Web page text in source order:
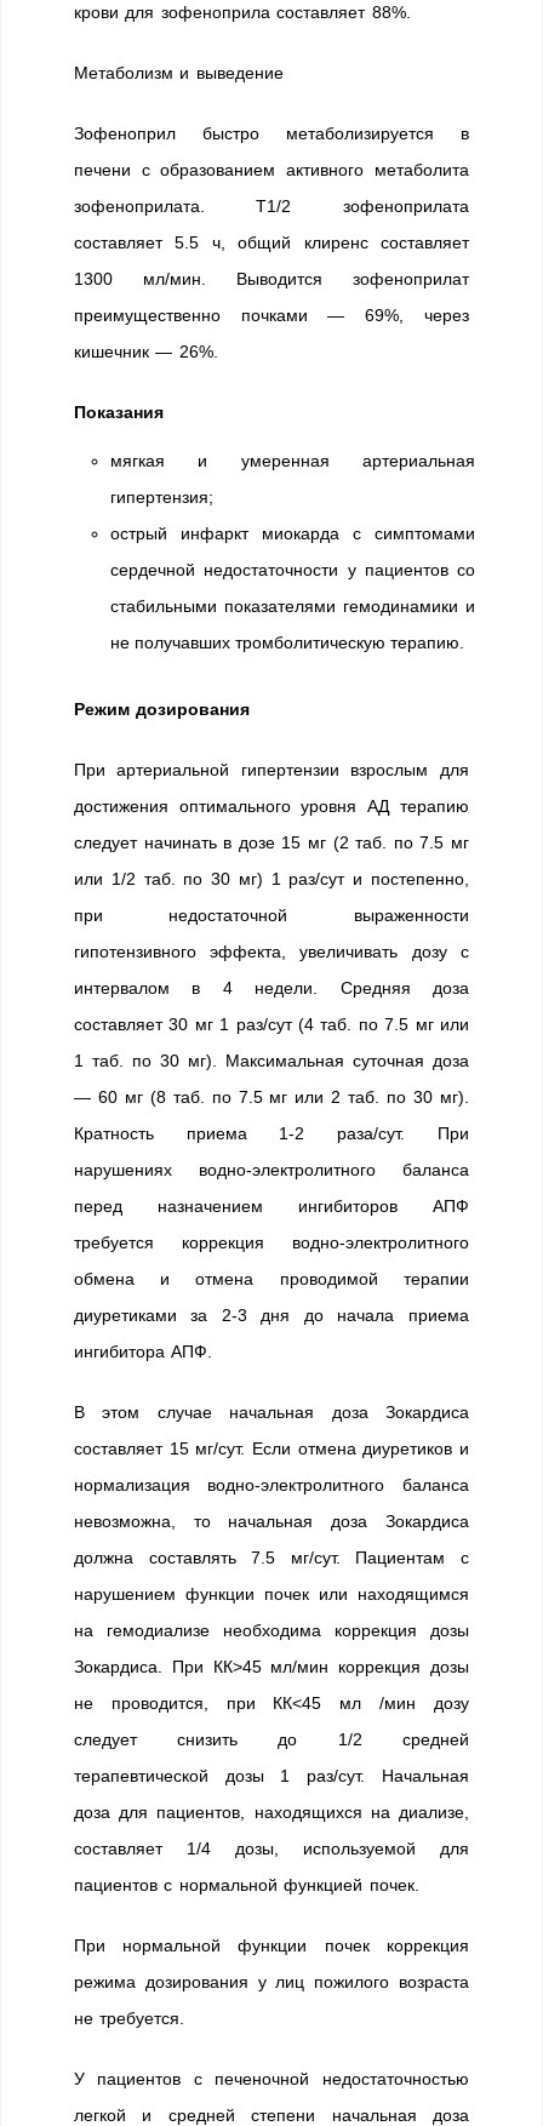
крови для зофеноприла составляет 88%.
Метаболизм и выведение
Зофеноприл быстро метаболизируется в
печени с образованием активного метаболита
зофеноприлата. T1/2 зофеноприлата
составляет 5.5 ч, общий клиренс составляет
1300 мл/мин. Выводится зофеноприлат
преимущественно почками — 69%, через
кишечник — 26%.
Показания
мягкая и умеренная артериальная
гипертензия;
острый инфаркт миокарда с cимптомами
сердечной недостаточности у пациентов со
стабильными показателями гемодинамики и
не получавших тромболитическую терапию.
Режим дозирования
При артериальной гипертензии взрослым для
достижения оптимального уровня АД терапию
следует начинать в дозе 15 мг (2 таб. по 7.5 мг
или 1/2 таб. по 30 мг) 1 раз/сут и постепенно,
при недостаточной выраженности
гипотензивного эффекта, увеличивать дозу с
интервалом в 4 недели. Средняя доза
составляет 30 мг 1 раз/сут (4 таб. по 7.5 мг или
1 таб. по 30 мг). Максимальная суточная доза
— 60 мг (8 таб. по 7.5 мг или 2 таб. по 30 мг).
Кратность приема 1-2 раза/сут. При
нарушениях водно-электролитного баланса
перед назначением ингибиторов АПФ
требуется коррекция водно-электролитного
обмена и отмена проводимой терапии
диуретиками за 2-3 дня до начала приема
ингибитора АПФ.
В этом случае начальная доза Зокардиса
составляет 15 мг/сут. Если отмена диуретиков и
нормализация водно-электролитного баланса
невозможна, то начальная доза Зокардиса
должна составлять 7.5 мг/сут. Пациентам с
нарушением функции почек или находящимся
на гемодиализе необходима коррекция дозы
Зокардиса. При КК>45 мл/мин коррекция дозы
не проводится, при КК<45 мл /мин дозу
следует снизить до 1/2 средней
терапевтической дозы 1 раз/сут. Начальная
доза для пациентов, находящихся на диализе,
составляет 1/4 дозы, используемой для
пациентов с нормальной функцией почек.
При нормальной функции почек коррекция
режима дозирования у лиц пожилого возраста
не требуется.
У пациентов с печеночной недостаточностью
легкой и средней степени начальная доза